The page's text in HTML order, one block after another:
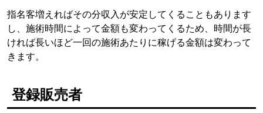
指名客増えればその分収入が安定してくることもあります
し、施術時間によって金額も変わってくるため、時間が長
ければ長いほど一回の施術あたりに稼げる金額は変わって
きます。
登録販売者